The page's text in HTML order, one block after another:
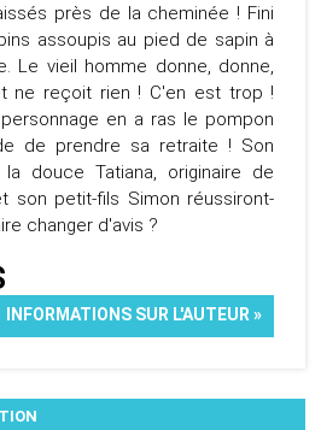
près de la cheminée ! Fini
assoupis au pied de sapin à
Le vieil homme donne, donne,
ne reçoit rien ! C'en est trop !
personnage en a ras le pompon
de prendre sa retraite ! Son
la douce Tatiana, originaire de
son petit-fils Simon réussiront-
changer d'avis ?
INFORMATIONS SUR L'AUTEUR »